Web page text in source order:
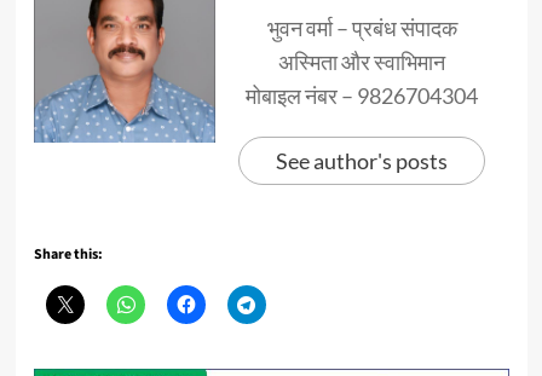
भुवन वर्मा – प्रबंध संपादक
अस्मिता और स्वाभिमान
मोबाइल नंबर – 9826704304
See author's posts
Share this: